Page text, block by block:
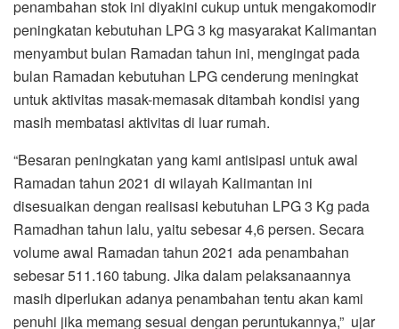
penambahan stok ini diyakini cukup untuk mengakomodir
peningkatan kebutuhan LPG 3 kg masyarakat Kalimantan
menyambut bulan Ramadan tahun ini, mengingat pada
bulan Ramadan kebutuhan LPG cenderung meningkat
untuk aktivitas masak-memasak ditambah kondisi yang
masih membatasi aktivitas di luar rumah.
“Besaran peningkatan yang kami antisipasi untuk awal
Ramadan tahun 2021 di wilayah Kalimantan ini
disesuaikan dengan realisasi kebutuhan LPG 3 Kg pada
Ramadhan tahun lalu, yaitu sebesar 4,6 persen. Secara
volume awal Ramadan tahun 2021 ada penambahan
sebesar 511.160 tabung. Jika dalam pelaksanaannya
masih diperlukan adanya penambahan tentu akan kami
penuhi jika memang sesuai dengan peruntukannya,” ujar